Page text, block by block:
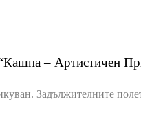
– Артистичен
Задължителните